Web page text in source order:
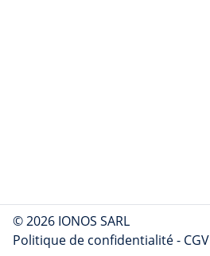
© 2026 IONOS SARL
Politique de confidentialité- CGV